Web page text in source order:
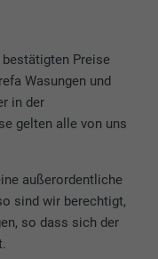
Preise
Wasungen und
in der
gelten alle von uns
außerordentliche
sind wir berechtigt,
so dass sich der